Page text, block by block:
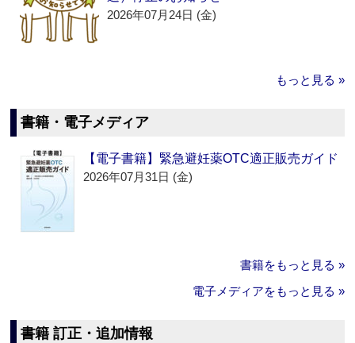
2026年07月24日 (金)
もっと見る »
書籍・電子メディア
【電子書籍】緊急避妊薬OTC適正販売ガイド
2026年07月31日 (金)
書籍をもっと見る »
電子メディアをもっと見る »
書籍 訂正・追加情報